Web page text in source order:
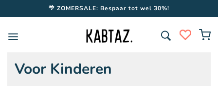
content
🌴 ZOMERSALE: Bespaar tot wel 30%!
C
Voor Kinderen